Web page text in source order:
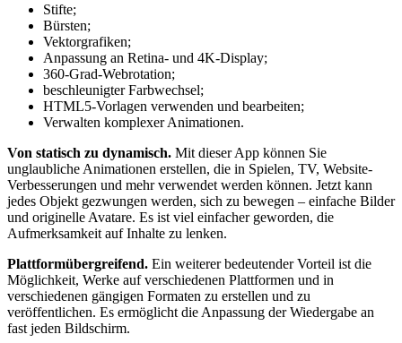
Stifte;
Bürsten;
Vektorgrafiken;
Anpassung an Retina- und 4K-Display;
360-Grad-Webrotation;
beschleunigter Farbwechsel;
HTML5-Vorlagen verwenden und bearbeiten;
Verwalten komplexer Animationen.
Von statisch zu dynamisch. Mit dieser App können Sie
unglaubliche Animationen erstellen, die in Spielen, TV, Website-
Verbesserungen und mehr verwendet werden können. Jetzt kann
jedes Objekt gezwungen werden, sich zu bewegen – einfache Bilder
und originelle Avatare. Es ist viel einfacher geworden, die
Aufmerksamkeit auf Inhalte zu lenken.
Plattformübergreifend. Ein weiterer bedeutender Vorteil ist die
Möglichkeit, Werke auf verschiedenen Plattformen und in
verschiedenen gängigen Formaten zu erstellen und zu
veröffentlichen. Es ermöglicht die Anpassung der Wiedergabe an
fast jeden Bildschirm.